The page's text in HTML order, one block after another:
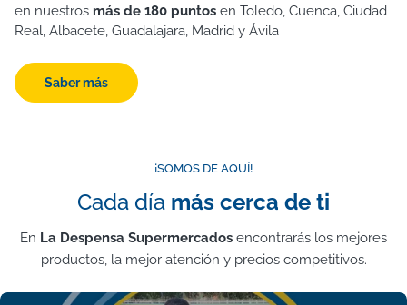
en nuestros más de 180 puntos en Toledo, Cuenca, Ciudad
Real, Albacete, Guadalajara, Madrid y Ávila
Saber más
¡SOMOS DE AQUÍ!
Cada día más cerca de ti
En La Despensa Supermercados encontrarás los mejores
productos, la mejor atención y precios competitivos.